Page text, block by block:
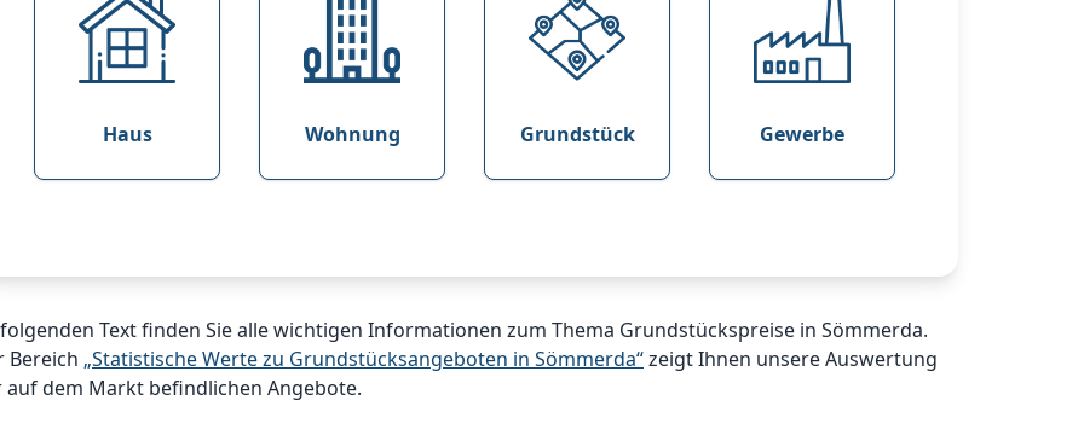
Haus Wohnung Grundstück Gewerbe
Text finden Sie alle wichtigen Informationen zum Thema Grundstückspreise in Sömmerda.
Bereich „Statistische Werte zu Grundstücksangeboten in Sömmerda“zeigt Ihnen unsere Auswertung
auf dem Markt befindlichen Angebote.